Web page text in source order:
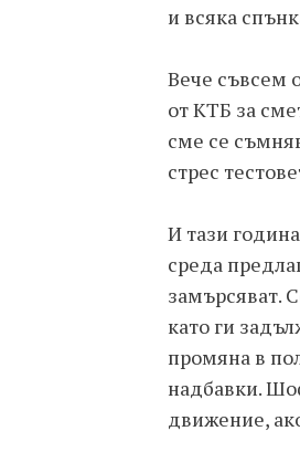
и всяка
Вече съвсем
от КТБ за
сме се
стрес
И тази
среда
замърсяват.
като ги
промяна в
надбавки.
движение,